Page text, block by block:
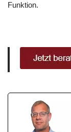
Funktion.